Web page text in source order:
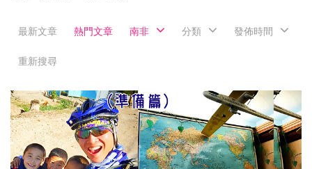
最新文章 熱門文章 南非 分類 發佈時間
重新搜尋